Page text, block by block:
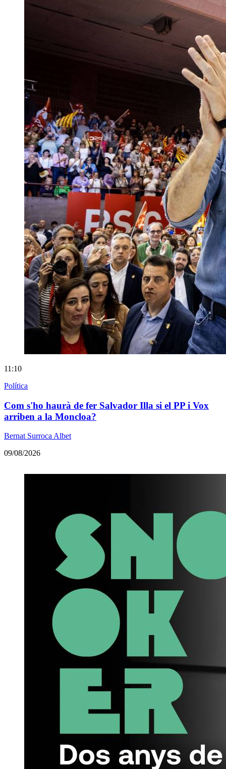
11:10
Política
Com s'ho haurà de fer Salvador Illa si el PP i Vox
arriben a la Moncloa?
Bernat Surroca Albet
09/08/2026